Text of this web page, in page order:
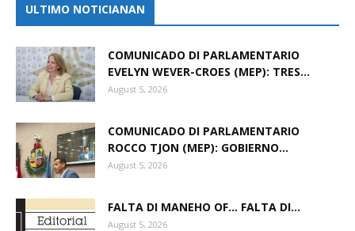
ULTIMO NOTICIANAN
COMUNICADO DI PARLAMENTARIO
EVELYN WEVER-CROES (MEP): TRES...
August 5, 2026
COMUNICADO DI PARLAMENTARIO
ROCCO TJON (MEP): GOBIERNO...
August 5, 2026
FALTA DI MANEHO OF… FALTA DI...
August 5, 2026